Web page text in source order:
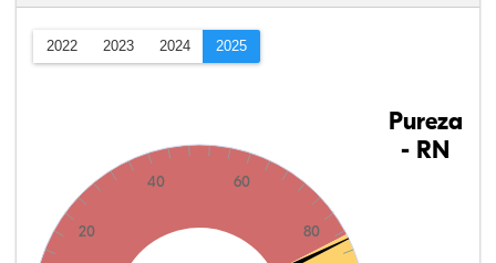
2022 2023 2024 2025
20
40 60
80
Pureza
- RN